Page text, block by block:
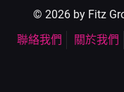
© 2026 by Fitz
聯絡我們
關於我們